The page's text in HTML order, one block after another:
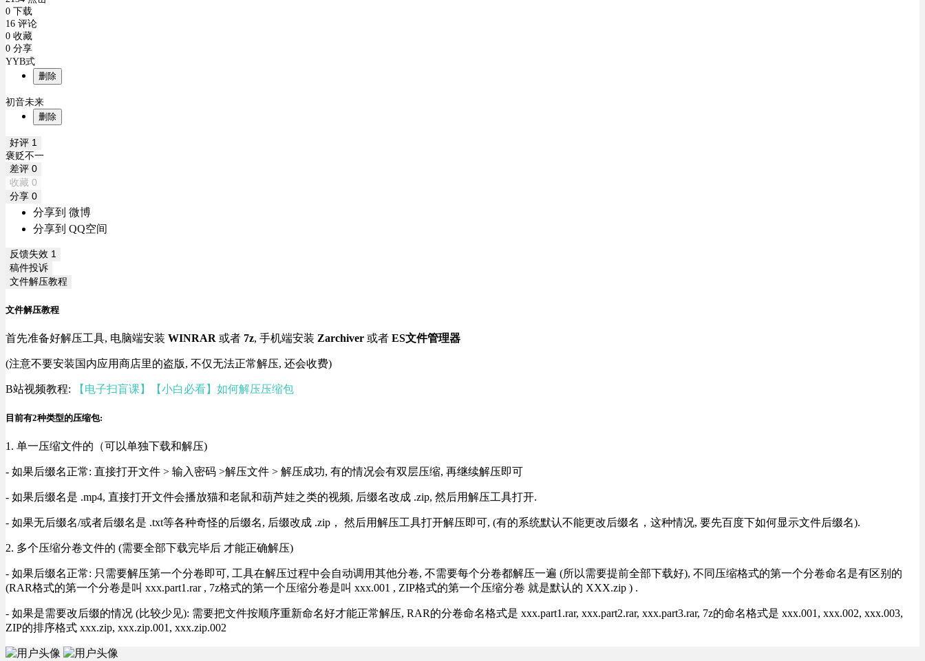
0 下载
16 评论
0 收藏
0 分享
YYB式
删除
初音未来
删除
好评 1
褒贬不一
差评 0
收藏 0
分享 0
分享到 微博
分享到 QQ空间
反馈失效 1
稿件投诉
文件解压教程
文件解压教程
首先准备好解压工具, 电脑端安装 WINRAR 或者 7z, 手机端安装 Zarchiver 或者 ES文件管理器
(注意不要安装国内应用商店里的盗版, 不仅无法正常解压, 还会收费)
B站视频教程: 【电子扫盲课】【小白必看】如何解压压缩包
目前有2种类型的压缩包:
1. 单一压缩文件的（可以单独下载和解压)
- 如果后缀名正常: 直接打开文件 > 输入密码 >解压文件 > 解压成功, 有的情况会有双层压缩, 再继续解压即可
- 如果后缀名是 .mp4, 直接打开文件会播放猫和老鼠和葫芦娃之类的视频, 后缀名改成 .zip, 然后用解压工具打开.
- 如果无后缀名/或者后缀名是 .txt等各种奇怪的后缀名, 后缀改成 .zip， 然后用解压工具打开解压即可, (有的系统默认不能更改后缀名，这种情况, 要先百度下如何显示文件后缀名).
2. 多个压缩分卷文件的 (需要全部下载完毕后 才能正确解压)
- 如果后缀名正常: 只需要解压第一个分卷即可, 工具在解压过程中会自动调用其他分卷, 不需要每个分卷都解压一遍 (所以需要提前全部下载好), 不同压缩格式的第一个分卷命名是有区别的
(RAR格式的第一个分卷是叫 xxx.part1.rar , 7z格式的第一个压缩分卷是叫 xxx.001 , ZIP格式的第一个压缩分卷 就是默认的 XXX.zip ) .
- 如果是需要改后缀的情况 (比较少见): 需要把文件按顺序重新命名好才能正常解压, RAR的分卷命名格式是 xxx.part1.rar, xxx.part2.rar, xxx.part3.rar, 7z的命名格式是 xxx.001, xxx.002, xxx.003,
ZIP的排序格式 xxx.zip, xxx.zip.001, xxx.zip.002